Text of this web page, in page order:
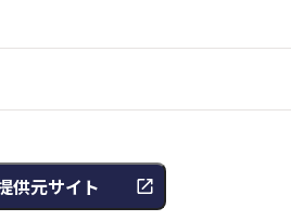
供元サイト